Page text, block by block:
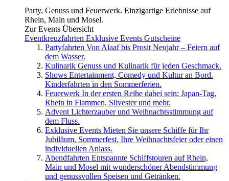
Party, Genuss und Feuerwerk. Einzigartige Erlebnisse auf
Rhein, Main und Mosel.
Zur Events Übersicht
Eventkreuzfahrten Exklusive Events Gutscheine
Partyfahrten Von Alaaf bis Prosit Neujahr – Feiern auf
dem Wasser.
Kulinarik Genuss und Kulinarik für jeden Geschmack.
Shows Entertainment, Comedy und Kultur an Bord.
Kinderfahrten in den Sommerferien.
Feuerwerk In der ersten Reihe dabei sein: Japan-Tag,
Rhein in Flammen, Silvester und mehr.
Advent Lichterzauber und Weihnachtsstimmung auf
dem Fluss.
Exklusive Events Mieten Sie unsere Schiffe für Ihr
Jubiläum, Sommerfest, Ihre Weihnachtsfeier oder einen
individuellen Anlass.
Abendfahrten Entspannte Schiffstouren auf Rhein,
Main und Mosel mit wunderschöner Abendstimmung
und genussvollen Speisen und Getränken.